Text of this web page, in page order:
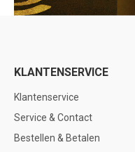
KLANTENSERVICE
Klantenservice
Service & Contact
Bestellen & Betalen